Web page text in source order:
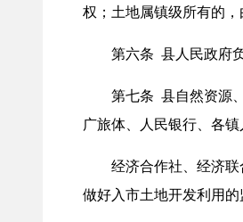
权；土地属镇级所有的，
第六条 县人民政府负
第七条 县自然资源、
广旅体、人民银行、各
经济合作社、经济联合
做好入市土地开发利用